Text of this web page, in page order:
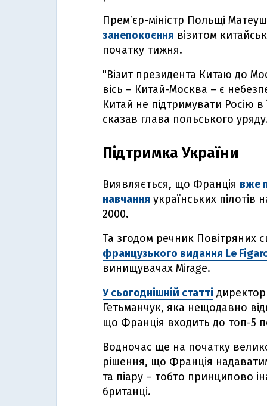
Прем’єр-міністр Польщі
занепокоєння візитом
початку тижня.
"Візит президента Китаю до
вісь – Китай-Москва – є
Китай не підтримувати Росію в
сказав глава польського
Підтримка України
Виявляється, що Франція вже
навчання українських пілотів
2000.
Та згодом речник Повітряних
французького видання Le
винищувачах Mirage.
У сьогоднішній статті
Гетьманчук, яка нещодавно
що Франція входить до топ-5
Водночас ще на початку
рішення, що Франція
та піару – тобто принципово
британці.